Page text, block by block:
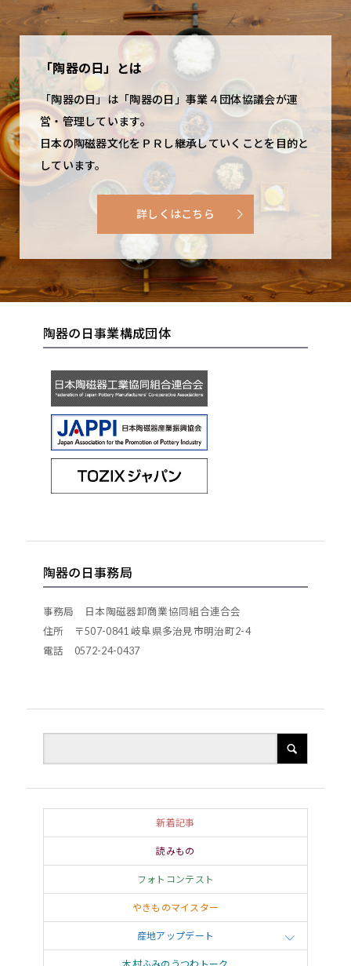
「陶器の日」とは
「陶器の日」は「陶器の日」事業４団体協議会が運
営・管理しています。
日本の陶磁器文化をＰＲし継承していくことを目的と
しています。
詳しくはこちら
陶器の日事業構成団体
陶器の日事務局
事務局 日本陶磁器卸商業協同組合連合会
住所 〒507-0841 岐阜県多治見市明治町2-4
電話 0572-24-0437
新着記事
読みもの
フォトコンテスト
やきものマイスター
産地アップデート